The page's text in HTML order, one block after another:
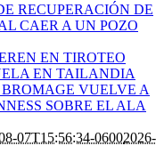
RECUPERACIÓN DE
CAER A UN POZO
EN TIROTEO
EN TAILANDIA
VUELVE A
SOBRE EL ALA
07T15:56:34-06002026-